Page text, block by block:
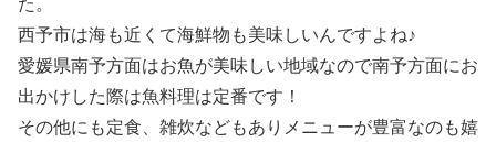
た。
西予市は海も近くて海鮮物も美味しいんですよね♪
愛媛県南予方面はお魚が美味しい地域なので南予方面にお
出かけした際は魚料理は定番です！
その他にも定食、雑炊などもありメニューが豊富なのも嬉